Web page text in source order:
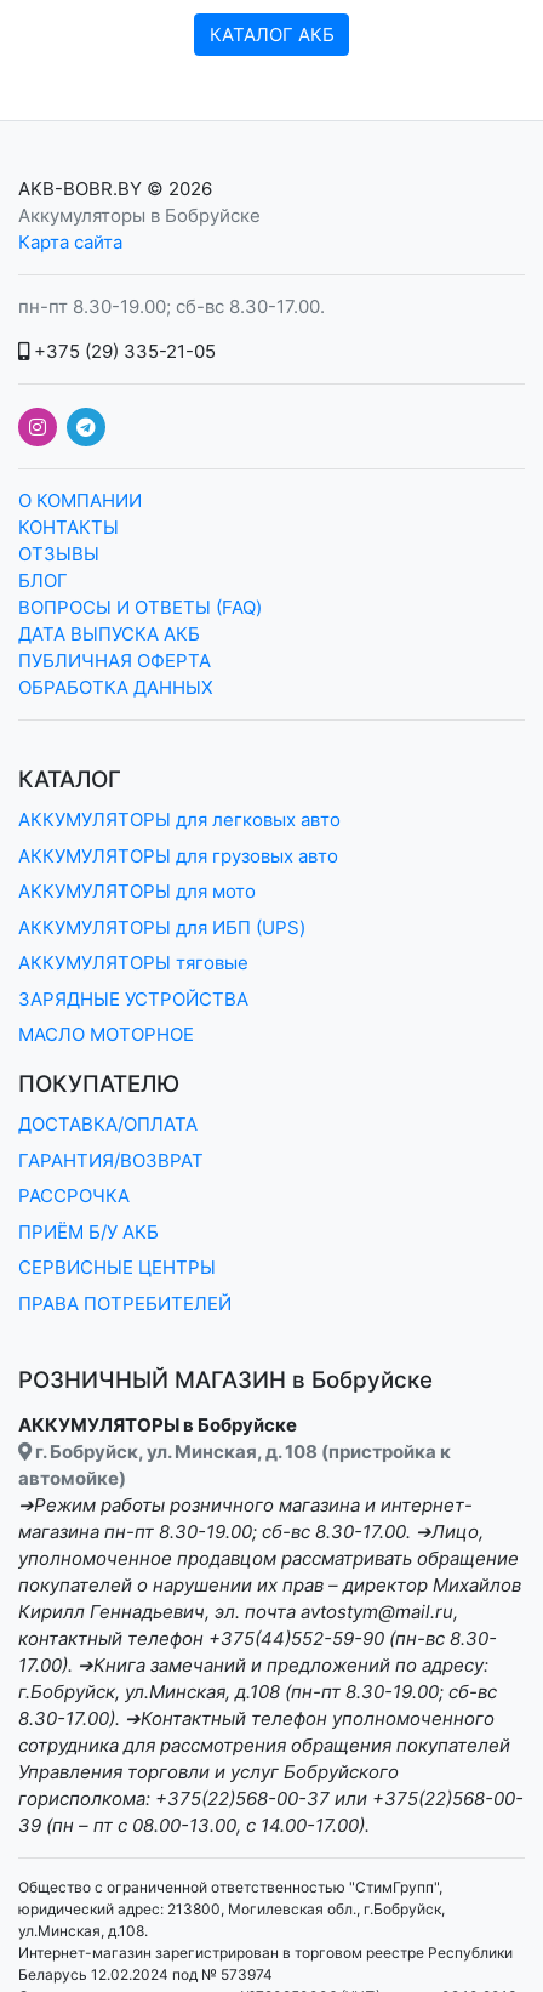
КАТАЛОГ АКБ
AKB-BOBR.BY © 2026
Аккумуляторы в Бобруйске
Карта сайта
пн-пт 8.30-19.00; сб-вс 8.30-17.00.
+375 (29) 335-21-05
О КОМПАНИИ
КОНТАКТЫ
ОТЗЫВЫ
БЛОГ
ВОПРОСЫ И ОТВЕТЫ (FAQ)
ДАТА ВЫПУСКА АКБ
ПУБЛИЧНАЯ ОФЕРТА
ОБРАБОТКА ДАННЫХ
КАТАЛОГ
АККУМУЛЯТОРЫ для легковых авто
АККУМУЛЯТОРЫ для грузовых авто
АККУМУЛЯТОРЫ для мото
АККУМУЛЯТОРЫ для ИБП (UPS)
АККУМУЛЯТОРЫ тяговые
ЗАРЯДНЫЕ УСТРОЙСТВА
МАСЛО МОТОРНОЕ
ПОКУПАТЕЛЮ
ДОСТАВКА/ОПЛАТА
ГАРАНТИЯ/ВОЗВРАТ
РАССРОЧКА
ПРИЁМ Б/У АКБ
СЕРВИСНЫЕ ЦЕНТРЫ
ПРАВА ПОТРЕБИТЕЛЕЙ
РОЗНИЧНЫЙ МАГАЗИН в Бобруйске
АККУМУЛЯТОРЫ в Бобруйске
г. Бобруйск, ул. Минская, д. 108 (пристройка к
автомойке)
➔Режим работы розничного магазина и интернет-
магазина пн-пт 8.30-19.00; сб-вс 8.30-17.00. ➔Лицо,
уполномоченное продавцом рассматривать обращение
покупателей о нарушении их прав – директор Михайлов
Кирилл Геннадьевич, эл. почта avtostym@mail.ru,
контактный телефон +375(44)552-59-90 (пн-вс 8.30-
17.00). ➔Книга замечаний и предложений по адресу:
г.Бобруйск, ул.Минская, д.108 (пн-пт 8.30-19.00; сб-вс
8.30-17.00). ➔Контактный телефон уполномоченного
сотрудника для рассмотрения обращения покупателей
Управления торговли и услуг Бобруйского
горисполкома: +375(22)568-00-37 или +375(22)568-00-
39 (пн – пт с 08.00-13.00, с 14.00-17.00).
Общество с ограниченной ответственностью "СтимГрупп",
юридический адрес: 213800, Могилевская обл., г.Бобруйск,
ул.Минская, д.108.
Интернет-магазин зарегистрирован в торговом реестре Республики
Беларусь 12.02.2024 под № 573974